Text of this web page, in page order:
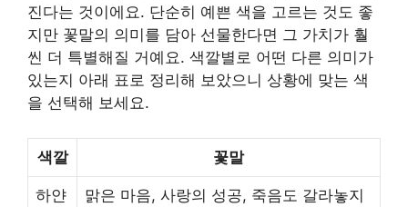
진다는 것이에요. 단순히 예쁜 색을 고르는 것도 좋
지만 꽃말의 의미를 담아 선물한다면 그 가치가 훨
씬 더 특별해질 거예요. 색깔별로 어떤 다른 의미가
있는지 아래 표로 정리해 보았으니 상황에 맞는 색
을 선택해 보세요.
색깔 꽃말
하얀
맑은 마음, 사랑의 성공, 죽음도 갈라놓지